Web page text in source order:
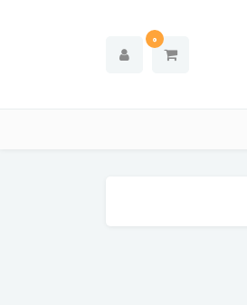
0